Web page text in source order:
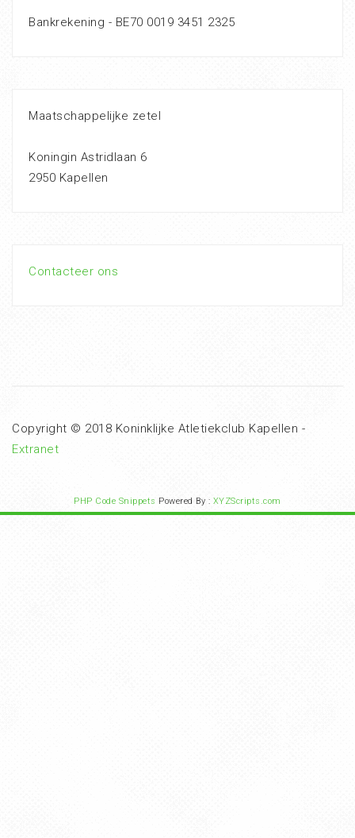
Bankrekening - BE70 0019 3451 2325
Maatschappelijke zetel
Koningin Astridlaan 6
2950 Kapellen
Contacteer ons
Copyright © 2018 Koninklijke Atletiekclub Kapellen -
Extranet
PHP Code Snippets Powered By : XYZScripts.com